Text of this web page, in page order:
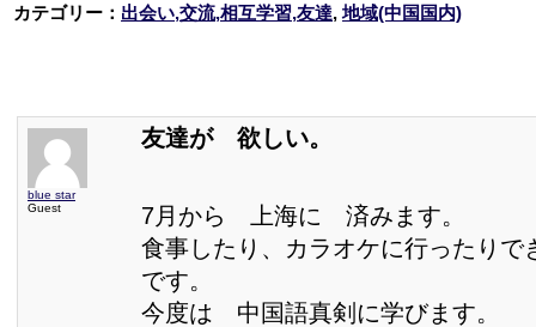
カテゴリー： 出会い,交流,相互学習,友達,地域(中国国内)
blue star
Guest
友達が 欲しい。
7月から 上海に 済みます。
食事したり、カラオケに行ったりで
です。
今度は 中国語真剣に学びます。